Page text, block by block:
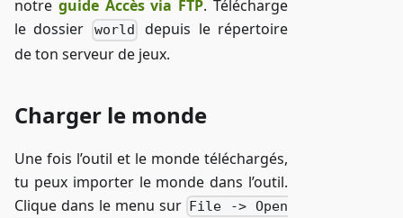
notre guide Accès via FTP. Télécharge
le dossier
world
depuis le répertoire
de ton serveur de jeux.
Charger le monde
Une fois l’outil et le monde téléchargés,
tu peux importer le monde dans l’outil.
Clique dans le menu sur File -> Open